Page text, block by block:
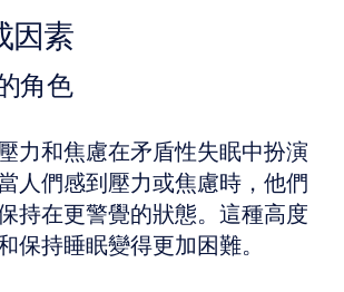
因素
角色
力和焦慮在矛盾性失眠中扮演
人們感到壓力或焦慮時，他們
持在更警覺的狀態。這種高度
保持睡眠變得更加困難。